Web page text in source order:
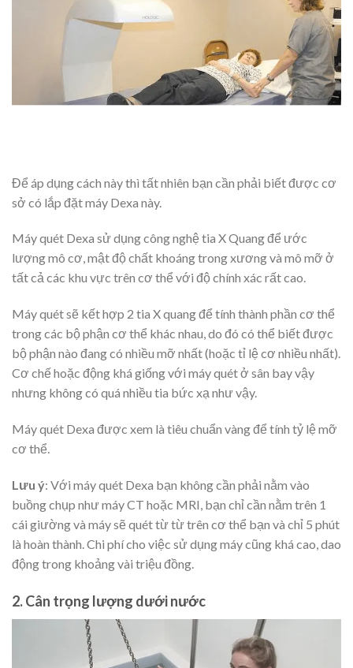
Để áp dụng cách này thì tất nhiên bạn cần phải biết được cơ
sở có lắp đặt máy Dexa này.
Máy quét Dexa sử dụng công nghệ tia X Quang để ước
lượng mô cơ, mật độ chất khoáng trong xương và mô mỡ ở
tất cả các khu vực trên cơ thể với độ chính xác rất cao.
Máy quét sẽ kết hợp 2 tia X quang để tính thành phần cơ thể
trong các bộ phận cơ thể khác nhau, do đó có thể biết được
bộ phận nào đang có nhiều mỡ nhất (hoặc tỉ lệ cơ nhiều nhất).
Cơ chế hoặc động khá giống với máy quét ở sân bay vậy
nhưng không có quá nhiều tia bức xạ như vậy.
Máy quét Dexa được xem là tiêu chuẩn vàng để tính tỷ lệ mỡ
cơ thể.
Lưu ý: Với máy quét Dexa bạn không cần phải nằm vào
buồng chụp như máy CT hoặc MRI, bạn chỉ cần nằm trên 1
cái giường và máy sẽ quét từ từ trên cơ thể bạn và chỉ 5 phút
là hoàn thành. Chi phí cho việc sử dụng máy cũng khá cao, dao
động trong khoảng vài triệu đồng.
2. Cân trọng lượng dưới nước